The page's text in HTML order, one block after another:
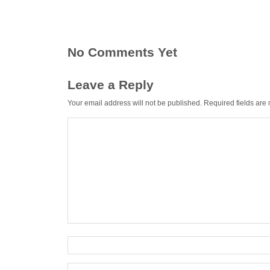
No Comments Yet
Leave a Reply
Your email address will not be published. Required fields are